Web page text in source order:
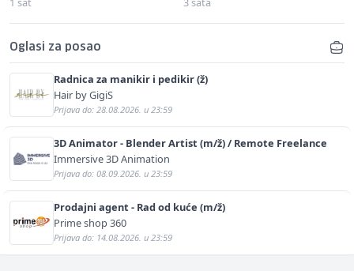
Oglasi za posao
Radnica za manikir i pedikir (ž)
Hair by GigiS
Prijava do: 28.08.2026. u 23:59
3D Animator - Blender Artist (m/ž) / Remote Freelance
Immersive 3D Animation
Prijava do: 08.09.2026. u 23:59
Prodajni agent - Rad od kuće (m/ž)
Prime shop 360
Prijava do: 14.08.2026. u 23:59